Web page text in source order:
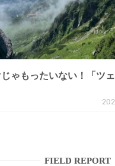
ゃもったいない！「ツェ
FIELD REPORT